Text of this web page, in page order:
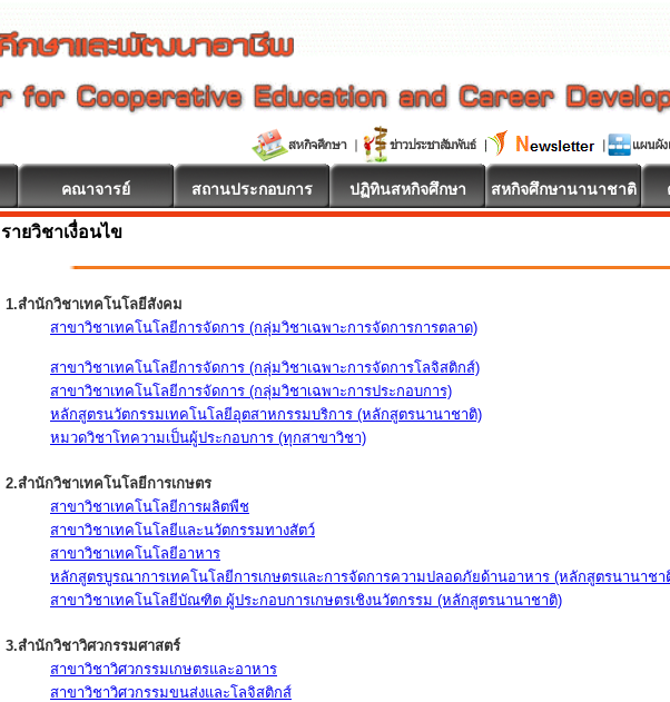
คณาจารย์ สถานประกอบการ ปฏิทินสหกิจศึกษา สหกิจศึกษานานาชาติ
รายวิชาเงื่อนไข
1.สำนักวิชาเทคโนโลยีสังคม
สาขาวิชาเทคโนโลยีการจัดการ (กลุ่มวิชาเฉพาะการจัดการการตลาด)
สาขาวิชาเทคโนโลยีการจัดการ (กลุ่มวิชาเฉพาะการจัดการโลจิสติกส์)
สาขาวิชาเทคโนโลยีการจัดการ (กลุ่มวิชาเฉพาะการประกอบการ)
หลักสูตรนวัตกรรมเทคโนโลยีอุตสาหกรรมบริการ (หลักสูตรนานาชาติ)
หมวดวิชาโทความเป็นผู้ประกอบการ (ทุกสาขาวิชา)
2.สำนักวิชาเทคโนโลยีการเกษตร
สาขาวิชาเทคโนโลยีการผลิตพืช
สาขาวิชาเทคโนโลยีและนวัตกรรมทางสัตว์
สาขาวิชาเทคโนโลยีอาหาร
หลักสูตรบูรณาการเทคโนโลยีการเกษตรและการจัดการความปลอดภัยด้านอาหาร (หลักสูตรนานาชา
สาขาวิชาเทคโนโลยีบัณฑิต ผู้ประกอบการเกษตรเชิงนวัตกรรม (หลักสูตรนานาชาติ)
3.สำนักวิชาวิศวกรรมศาสตร์
สาขาวิชาวิศวกรรมเกษตรและอาหาร
สาขาวิชาวิศวกรรมขนส่งและโลจิสติกส์